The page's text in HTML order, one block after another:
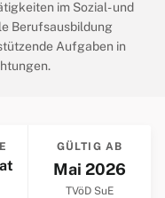
im Sozial- und
Berufsausbildung
Aufgaben in
GÜLTIG AB
Mai 2026
TVöD SuE